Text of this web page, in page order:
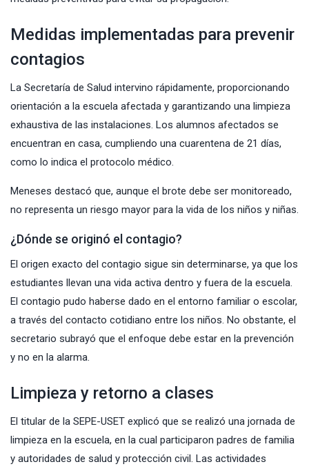
Medidas implementadas para prevenir
contagios
La Secretaría de Salud intervino rápidamente, proporcionando
orientación a la escuela afectada y garantizando una limpieza
exhaustiva de las instalaciones. Los alumnos afectados se
encuentran en casa, cumpliendo una cuarentena de 21 días,
como lo indica el protocolo médico.
Meneses destacó que, aunque el brote debe ser monitoreado,
no representa un riesgo mayor para la vida de los niños y niñas.
¿Dónde se originó el contagio?
El origen exacto del contagio sigue sin determinarse, ya que los
estudiantes llevan una vida activa dentro y fuera de la escuela.
El contagio pudo haberse dado en el entorno familiar o escolar,
a través del contacto cotidiano entre los niños. No obstante, el
secretario subrayó que el enfoque debe estar en la prevención
y no en la alarma.
Limpieza y retorno a clases
El titular de la SEPE-USET explicó que se realizó una jornada de
limpieza en la escuela, en la cual participaron padres de familia
y autoridades de salud y protección civil. Las actividades